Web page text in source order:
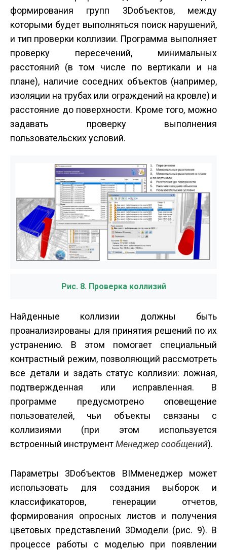
формирования групп 3D­объектов, между
которыми будет выполняться поиск нарушений,
и тип проверки коллизии. Программа выполняет
проверку пересечений, минимальных
расстояний (в том числе по вертикали и на
плане), наличие соседних объектов (например,
изоляции на трубах или ограждений на кровле) и
расстояние до поверхности. Кроме того, можно
задавать проверку выполнения
пользовательских условий.
Рис. 8. Проверка коллизий
Найденные коллизии должны быть
проанализированы для принятия решений по их
устранению. В этом помогает специальный
контрастный режим, позволяющий рассмотреть
все детали и задать статус коллизии: ложная,
подтвержденная или исправленная. В
программе предусмотрено оповещение
пользователей, чьи объекты связаны с
коллизиями (при этом используется
встроенный инструментМенеджер сообщений).
Параметры 3D­объектов BIM­менеджер может
использовать для создания выборок и
классификаторов, генерации отчетов,
формирования опросных листов и получения
цветовых представлений 3D­модели (рис. 9). В
процессе работы с моделью при появлении